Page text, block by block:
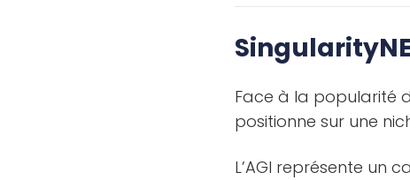
Face à la popularité
positionne sur une
L’AGI représente un